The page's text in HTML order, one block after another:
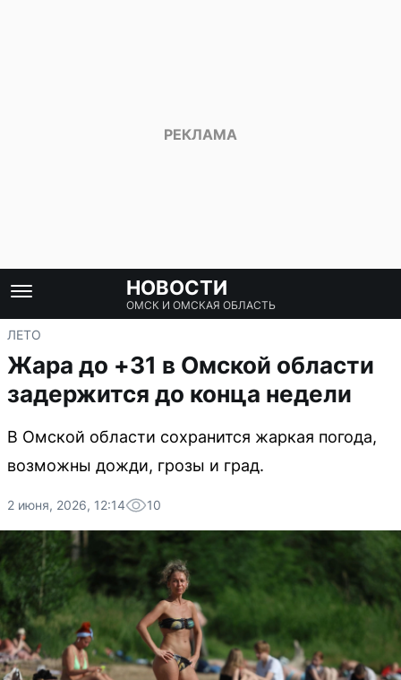
НОВОСТИ
ОМСК И ОМСКАЯ ОБЛАСТЬ
ЛЕТО
Жара до +31 в Омской области
задержится до конца недели
В Омской области сохранится жаркая погода,
возможны дожди, грозы и град.
2 июня, 2026, 12:14 10